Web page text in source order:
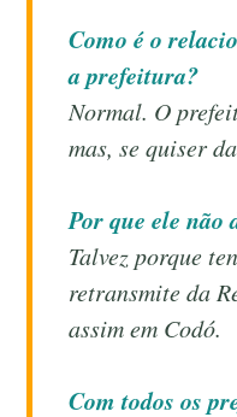
Como é o
a prefeitura?
Normal. O
mas, se quiser
Por que ele não
Talvez porque
retransmite da
assim em Codó.
Com todos os